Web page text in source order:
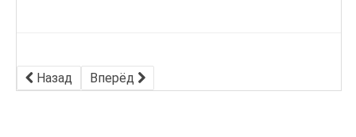
Назад Вперёд